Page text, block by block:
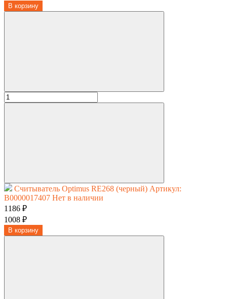
В корзину
Считыватель Optimus RE268 (черный) Артикул:
В0000017407 Нет в наличии
1186 ₽
1008 ₽
В корзину